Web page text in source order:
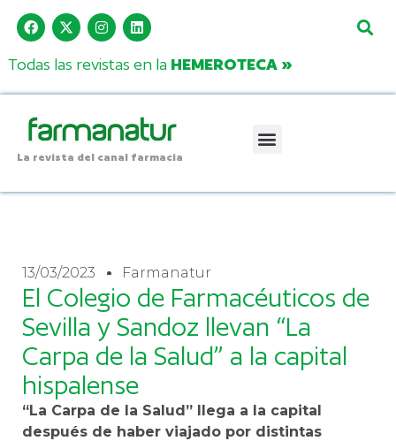
Todas las revistas en la HEMEROTECA »
La revista del canal farmacia
13/03/2023 Farmanatur
El Colegio de Farmacéuticos de
Sevilla y Sandoz llevan “La
Carpa de la Salud” a la capital
hispalense
“La Carpa de la Salud” llega a la capital
después de haber viajado por distintas